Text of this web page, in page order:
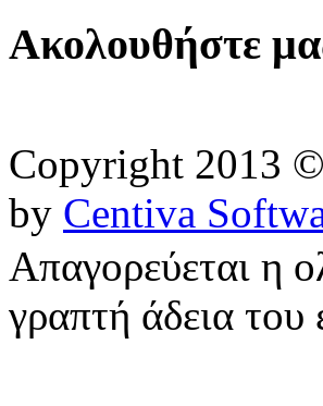
Ακολουθήστε
Copyright 2013
by Centiva
Απαγορεύεται η
γραπτή άδεια του